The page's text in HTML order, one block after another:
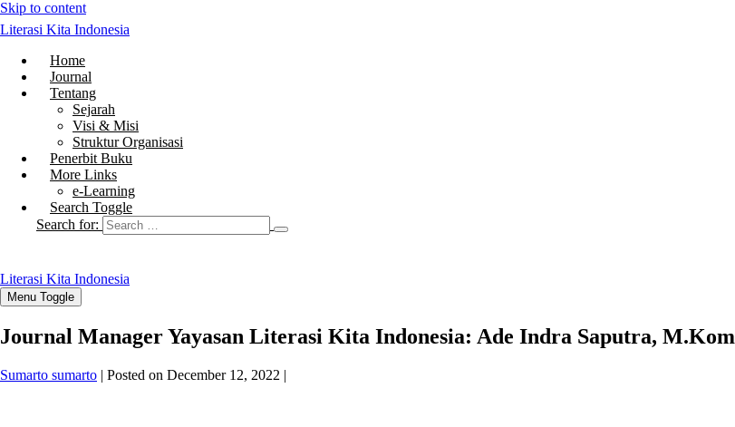
Skip to content
Literasi Kita Indonesia
Home
Journal
Tentang
Sejarah
Visi & Misi
Struktur Organisasi
Penerbit Buku
More Links
e-Learning
Search Toggle
Search for:
Literasi Kita Indonesia
Menu Toggle
Journal Manager Yayasan Literasi Kita Indonesia: Ade Indra Saputra, M.Kom
Sumarto sumarto | Posted on December 12, 2022 |